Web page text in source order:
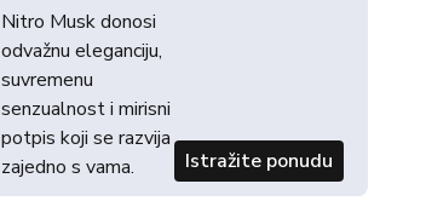
Nitro Musk donosi
odvažnu eleganciju,
suvremenu
senzualnost i mirisni
potpis koji se razvija
zajedno s vama.
Istražite ponudu